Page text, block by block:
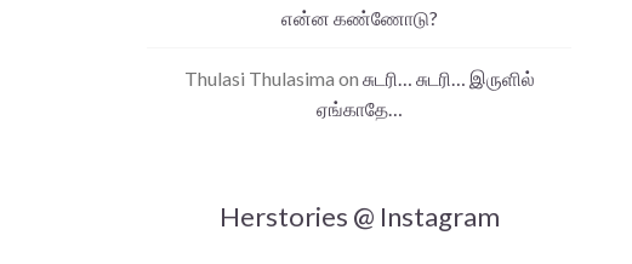
என்ன கண்ணோடு?
Thulasi Thulasima on சுடரி… சுடரி… இருளில்
ஏங்காதே…
Herstories @ Instagram